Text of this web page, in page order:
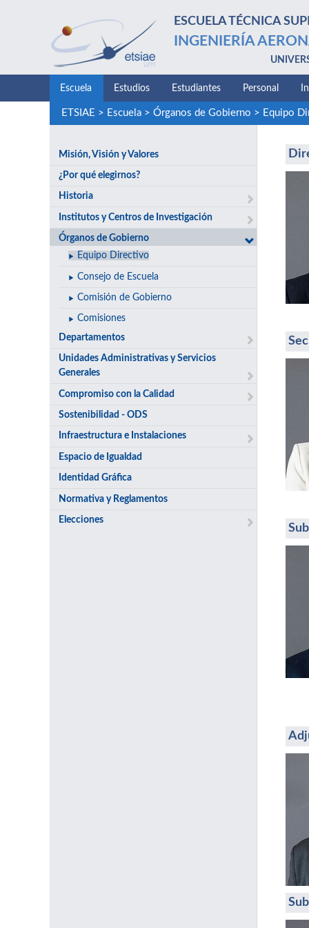
ESCUELA TÉCNICA
INGENIERÍA
Escuela Estudios Estudiantes Personal
ETSIAE > Escuela> Órganos de Gobierno > Equipo
Misión, Visión y Valores
¿Por qué elegirnos?
Historia
Institutos y Centros de Investigación
Órganos de Gobierno
Equipo Directivo
Consejo de Escuela
Comisión de Gobierno
Comisiones
Departamentos
Unidades Administrativas y Servicios
Generales
Compromiso con la Calidad
Sostenibilidad - ODS
Infraestructura e Instalaciones
Espacio de Igualdad
Identidad Gráfica
Normativa y Reglamentos
Elecciones